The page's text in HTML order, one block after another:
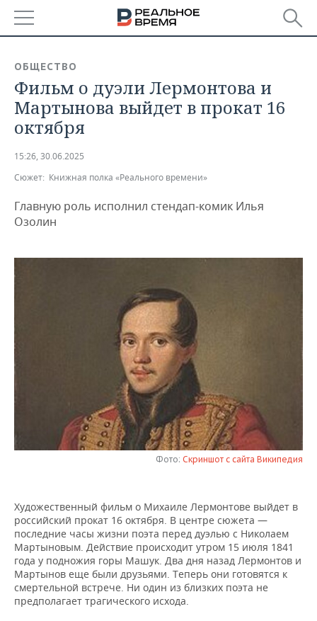
БАШКОРТОСТАН
ТАТАРСТАН
НОВОСТИ
АНАЛИТИКА
ДЕКЛАРАЦИИ О ДОХОДАХ
КОРОЛИ ГОСЗАКАЗА ПФО
НОВОСТИ ЭКОНОМИКИ
ФИНАНСЫ
ПРОМЫШЛЕННОСТЬ
НОВОСТИ
ПРОМЫШЛЕННОСТИ
АГРОПРОМ
ЭНЕРГЕТИКА
НЕДВИЖИМОСТЬ
БИЗНЕС
НОВОСТИ БИЗНЕСА
РОЗНИЧНАЯ ТОРГОВЛЯ
НОВОСТИ ТЕХНОЛОГИЙ
ТЕЛЕКОММУНИКАЦИИ
МЕРОПРИЯТИЯ
НОВОСТИ МЕРОПРИЯТИЙ
ВЫЕЗДНАЯ РЕДАКЦИЯ
БИЗНЕС-БРАНЧИ
ОТКРЫТАЯ ЛЕКЦИЯ
СПОРТ
НОВОСТИ СПОРТА
ФУТБОЛ
БАСКЕТБОЛ
ВОЛЕЙБОЛ
КИБЕРСПОРТ
ФИГУРНОЕ КАТАНИЕ
НОВОСТИ ОБЩЕСТВА
ИНФРАСТРУКТУРА
ИСТОРИЯ
КУЛЬТУРА
МЕДИЦИНА
ФОТОГАЛЕРЕЯ
СПРАВОЧНИК
СПИСОК ПЕРСОН
СПИСОК КОМПАНИЙ
ПОЛНАЯ ВЕРСИЯ
ОБЩЕСТВО
Фильм о дуэли Лермонтова и
Мартынова выйдет в прокат 16
октября
15:26, 30.06.2025
Сюжет: Книжная полка «Реального времени»
Главную роль исполнил стендап-комик Илья
Озолин
Фото: Скриншот с сайта Википедия
Художественный фильм о Михаиле Лермонтове выйдет в
российский прокат 16 октября. В центре сюжета —
последние часы жизни поэта перед дуэлью с Николаем
Мартыновым. Действие происходит утром 15 июля 1841
года у подножия горы Машук. Два дня назад Лермонтов и
Мартынов еще были друзьями. Теперь они готовятся к
смертельной встрече. Ни один из близких поэта не
предполагает трагического исхода.